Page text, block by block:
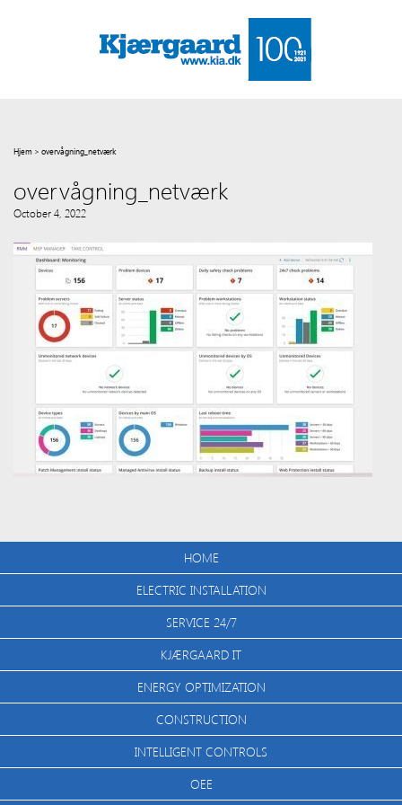
Hjem > overvågning_netværk
overvågning_netværk
October 4, 2022
HOME
ELECTRIC INSTALLATION
SERVICE 24/7
KJÆRGAARD IT
ENERGY OPTIMIZATION
CONSTRUCTION
INTELLIGENT CONTROLS
OEE